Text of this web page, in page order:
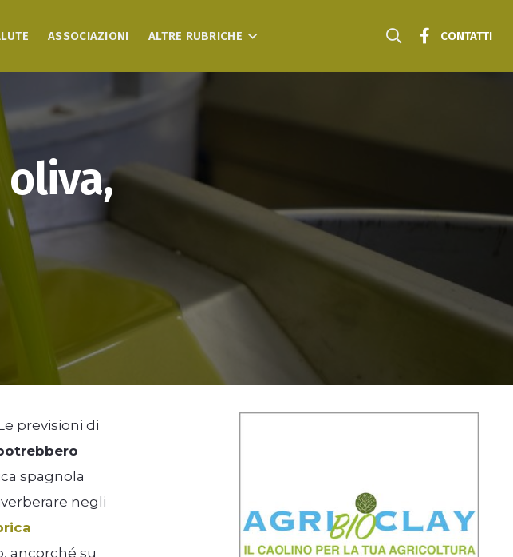
ASSOCIAZIONI ALTRE RUBRICHE CONTATTI
oliva,
previsioni di
spagnola
negli
ancorché su